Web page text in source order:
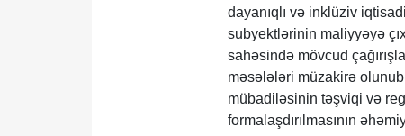
dayanıqlı və inklüziv
subyektlərinin maliyyəyə
sahəsində mövcud
məsələləri müzakirə
mübadiləsinin təşviqi və
formalaşdırılmasının